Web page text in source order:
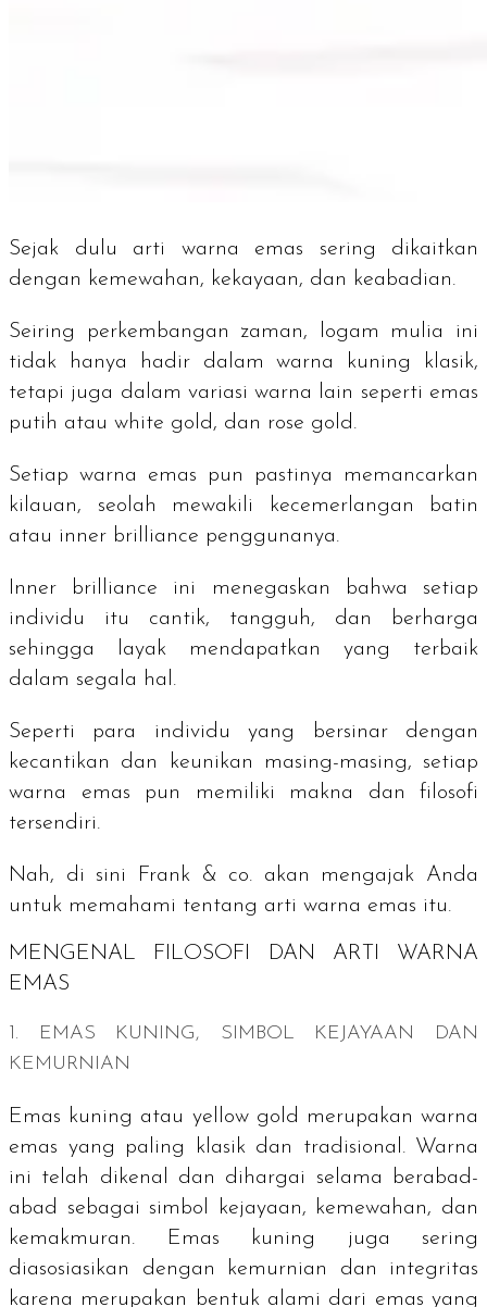
Sejak dulu arti warna emas sering dikaitkan
dengan kemewahan, kekayaan, dan keabadian.
Seiring perkembangan zaman, logam mulia ini
tidak hanya hadir dalam warna kuning klasik,
tetapi juga dalam variasi warna lain seperti emas
putih atau white gold, dan rose gold .
Setiap warna emas pun pastinya memancarkan
kilauan, seolah mewakili kecemerlangan batin
atau inner brilliance penggunanya.
Inner brilliance ini menegaskan bahwa setiap
individu itu cantik, tangguh, dan berharga
sehingga layak mendapatkan yang terbaik
dalam segala hal.
Seperti para individu yang bersinar dengan
kecantikan dan keunikan masing-masing, setiap
warna emas pun memiliki makna dan filosofi
tersendiri.
Nah, di sini Frank & co. akan mengajak Anda
untuk memahami tentang arti warna emas itu.
MENGENAL FILOSOFI DAN ARTI WARNA
EMAS
1. EMAS KUNING, SIMBOL KEJAYAAN DAN
KEMURNIAN
Emas kuning atau yellow gold merupakan warna
emas yang paling klasik dan tradisional. Warna
ini telah dikenal dan dihargai selama berabad-
abad sebagai simbol kejayaan, kemewahan, dan
kemakmuran. Emas kuning juga sering
diasosiasikan dengan kemurnian dan integritas
karena merupakan bentuk alami dari emas yang